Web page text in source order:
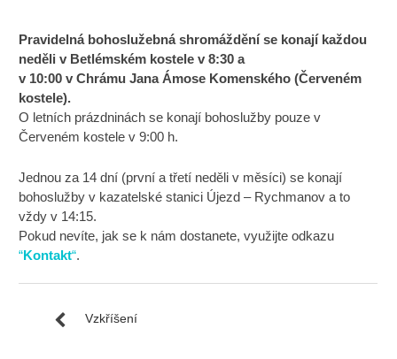
Pravidelná bohoslužebná shromáždění se konají každou
neděli v Betlémském kostele v 8:30 a
v 10:00 v Chrámu Jana Ámose Komenského (Červeném
kostele).
O letních prázdninách se konají bohoslužby pouze v
Červeném kostele v 9:00 h.
Jednou za 14 dní (první a třetí neděli v měsíci) se konají
bohoslužby v kazatelské stanici Újezd – Rychmanov a to
vždy v 14:15.
Pokud nevíte, jak se k nám dostanete, využijte odkazu
“Kontakt“.
Vzkříšení